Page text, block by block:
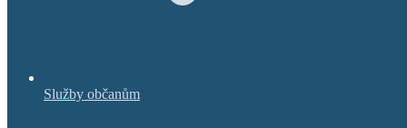
Služby občanům